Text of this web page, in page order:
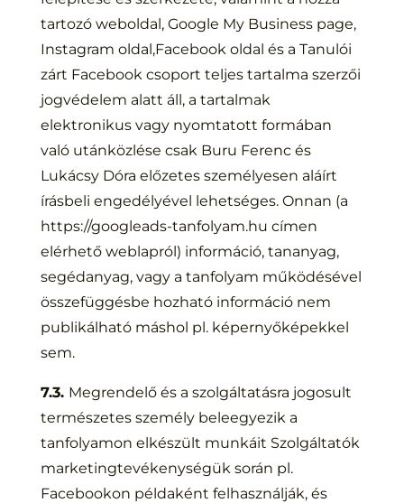
tartozó weboldal, Google My Business page,
Instagram oldal,Facebook oldal és a Tanulói
zárt Facebook csoport teljes tartalma szerzői
jogvédelem alatt áll, a tartalmak
elektronikus vagy nyomtatott formában
való utánközlése csak Buru Ferenc és
Lukácsy Dóra előzetes személyesen aláírt
írásbeli engedélyével lehetséges. Onnan (a
https://googleads-tanfolyam.hu címen
elérhető weblapról) információ, tananyag,
segédanyag, vagy a tanfolyam működésével
összefüggésbe hozható információ nem
publikálható máshol pl. képernyőképekkel
sem.
7.3. Megrendelő és a szolgáltatásra jogosult
természetes személy beleegyezik a
tanfolyamon elkészült munkáit Szolgáltatók
marketingtevékenységük során pl.
Facebookon példaként felhasználják, és